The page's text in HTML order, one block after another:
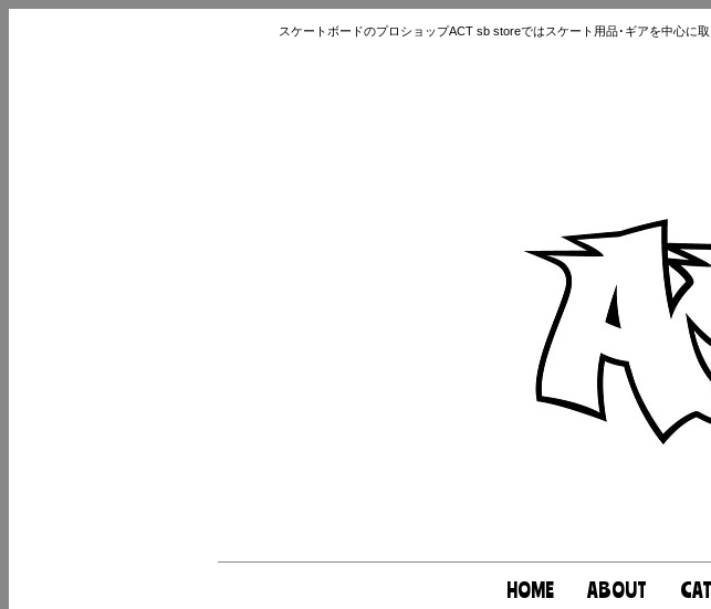
スケートボードのプロショップACT sb storeではスケート用品･ギアを中心に取り
HOME ABOUT